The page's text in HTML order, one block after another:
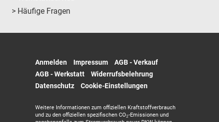
> Häufige Fragen
Anmelden Impressum
AGB - Verkauf
AGB - Werkstatt
Widerrufsbelehrung
Datenschutz
Cookie-Einstellungen
Weitere Informationen zum offiziellen Kraftstoffverbrauch
und zu den offiziellen spezifischen CO2-Emissionen und